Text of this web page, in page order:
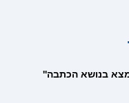
בנושא הכתבה''